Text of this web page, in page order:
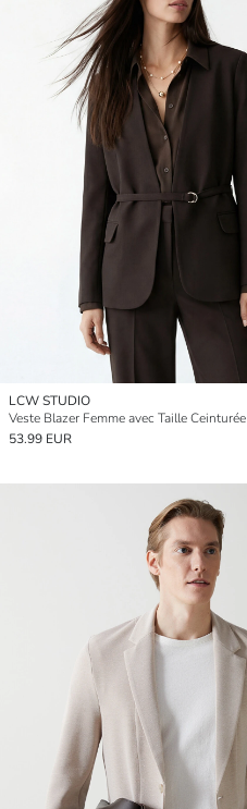
LCW STUDIO
Veste Blazer Femme avec Taille Ceinturée
53.99 EUR